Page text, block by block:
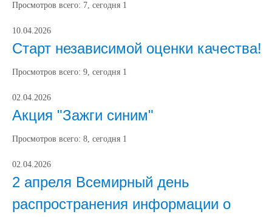
Просмотров всего: 7, сегодня 1
10.04.2026
Старт независимой оценки качества!
Просмотров всего: 9, сегодня 1
02.04.2026
Акция "Зажги синим"
Просмотров всего: 8, сегодня 1
02.04.2026
2 апреля Всемирный день
распространения информации о